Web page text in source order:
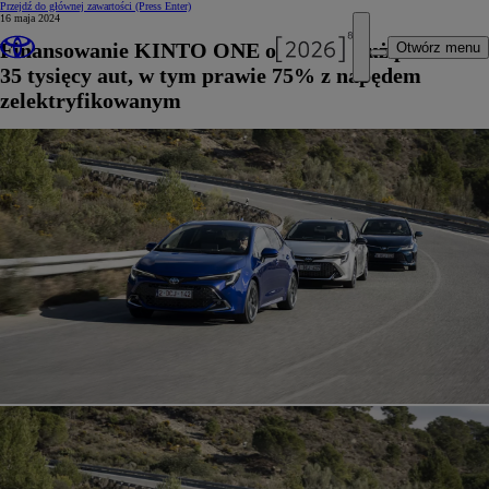
Przejdź do głównej zawartości (Press Enter)
Otwórz menu
16 maja 2024
Finansowanie KINTO ONE obejmuje już ponad
35 tysięcy aut, w tym prawie 75% z napędem
zelektryfikowanym